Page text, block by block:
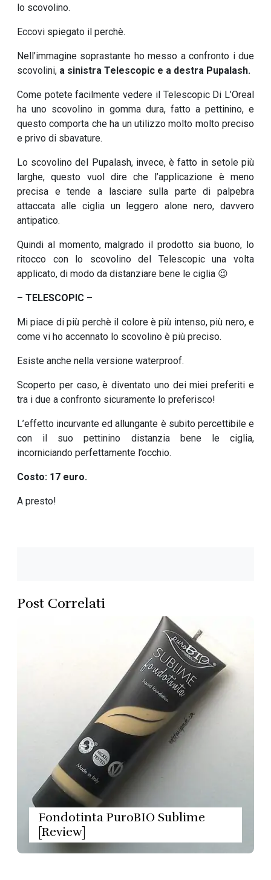
lo scovolino.
Eccovi spiegato il perchè.
Nell’immagine soprastante ho messo a confronto i due
scovolini, a sinistra Telescopic e a destra Pupalash.
Come potete facilmente vedere il Telescopic Di L’Oreal
ha uno scovolino in gomma dura, fatto a pettinino, e
questo comporta che ha un utilizzo molto molto preciso
e privo di sbavature.
Lo scovolino del Pupalash, invece, è fatto in setole più
larghe, questo vuol dire che l’applicazione è meno
precisa e tende a lasciare sulla parte di palpebra
attaccata alle ciglia un leggero alone nero, davvero
antipatico.
Quindi al momento, malgrado il prodotto sia buono, lo
ritocco con lo scovolino del Telescopic una volta
applicato, di modo da distanziare bene le ciglia 😉
– TELESCOPIC –
Mi piace di più perchè il colore è più intenso, più nero, e
come vi ho accennato lo scovolino è più preciso.
Esiste anche nella versione waterproof.
Scoperto per caso, è diventato uno dei miei preferiti e
tra i due a confronto sicuramente lo preferisco!
L’effetto incurvante ed allungante è subito percettibile e
con il suo pettinino distanzia bene le ciglia,
incorniciando perfettamente l’occhio.
Costo: 17 euro.
A presto!
Post Correlati
Fondotinta PuroBIO Sublime
[Review]